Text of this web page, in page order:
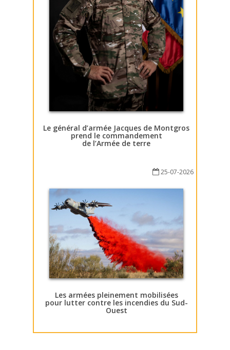
Le général d’armée Jacques de Montgros
prend le commandement
de l’Armée de terre
25-07-2026
Les armées pleinement mobilisées
pour lutter contre les incendies du Sud-
Ouest